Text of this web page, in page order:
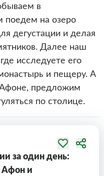
в
поедем на озеро
дегустации и делая
Далее наш
исследуете его
и пещеру. А
предложим
по столице.
за один день:
Афон и